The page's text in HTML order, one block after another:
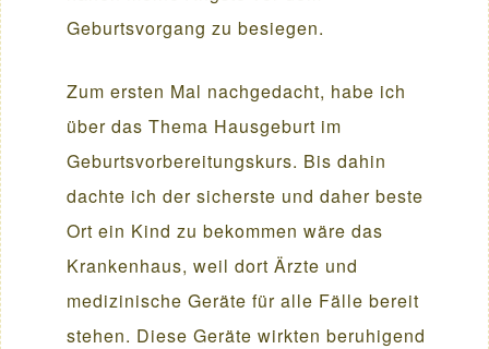
Geburtsvorgang zu besiegen.
Zum ersten Mal nachgedacht, habe ich
über das Thema Hausgeburt im
Geburtsvorbereitungskurs. Bis dahin
dachte ich der sicherste und daher beste
Ort ein Kind zu bekommen wäre das
Krankenhaus, weil dort Ärzte und
medizinische Geräte für alle Fälle bereit
stehen. Diese Geräte wirkten beruhigend